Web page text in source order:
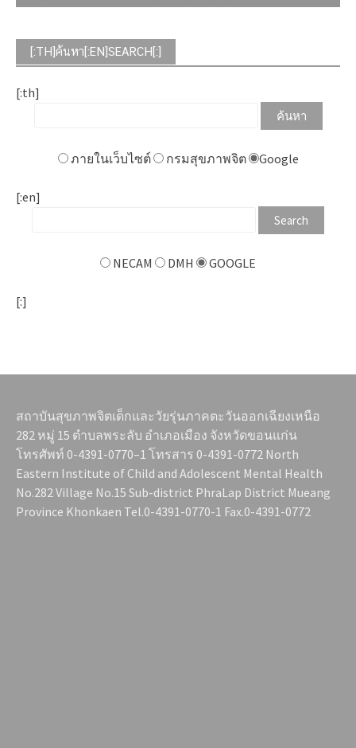
[:TH]ค้นหา[:EN]SEARCH[:]
[:th]
ภายในเว็บไซต์ กรมสุขภาพจิต Google
[:en]
NECAM DMH GOOGLE
[:]
สถาบันสุขภาพจิตเด็กและวัยรุ่นภาคตะวันออกเฉียงเหนือ
282 หมู่ 15 ตำบลพระลับ อำเภอเมือง จังหวัดขอนแก่น
โทรศัพท์ 0-4391-0770–1 โทรสาร 0-4391-0772 North
Eastern Institute of Child and Adolescent Mental Health
No.282 Village No.15 Sub-district PhraLap District Mueang
Province Khonkaen Tel.0-4391-0770-1 Fax.0-4391-0772